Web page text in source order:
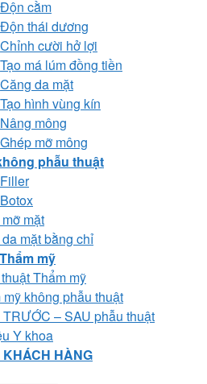
Độn cằm
Độn thái dương
Chỉnh cười hở lợi
Tạo má lúm đồng tiền
Căng da mặt
Tạo hình vùng kín
Nâng mông
Ghép mỡ mông
phẫu thuật
mặt
mặt bằng chỉ
mỹ
Thẩm mỹ
mỹ không phẫu thuật
– SAU phẫu thuật
Y khoa
HÀNG